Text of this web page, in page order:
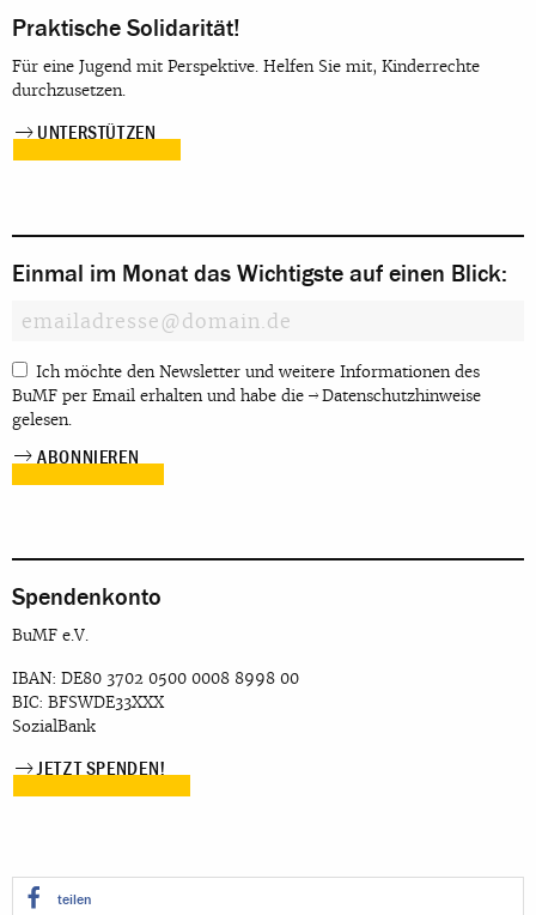
Praktische Solidarität!
Für eine Jugend mit Perspektive. Helfen Sie mit, Kinderrechte
durchzusetzen.
UNTERSTÜTZEN
Einmal im Monat das Wichtigste auf einen Blick:
Ich möchte den Newsletter und weitere Informationen des
BuMF per Email erhalten und habe die
Datenschutzhinweise
gelesen.
Spendenkonto
BuMF e.V.
IBAN: DE80 3702 0500 0008 8998 00
BIC: BFSWDE33XXX
SozialBank
JETZT SPENDEN!
teilen